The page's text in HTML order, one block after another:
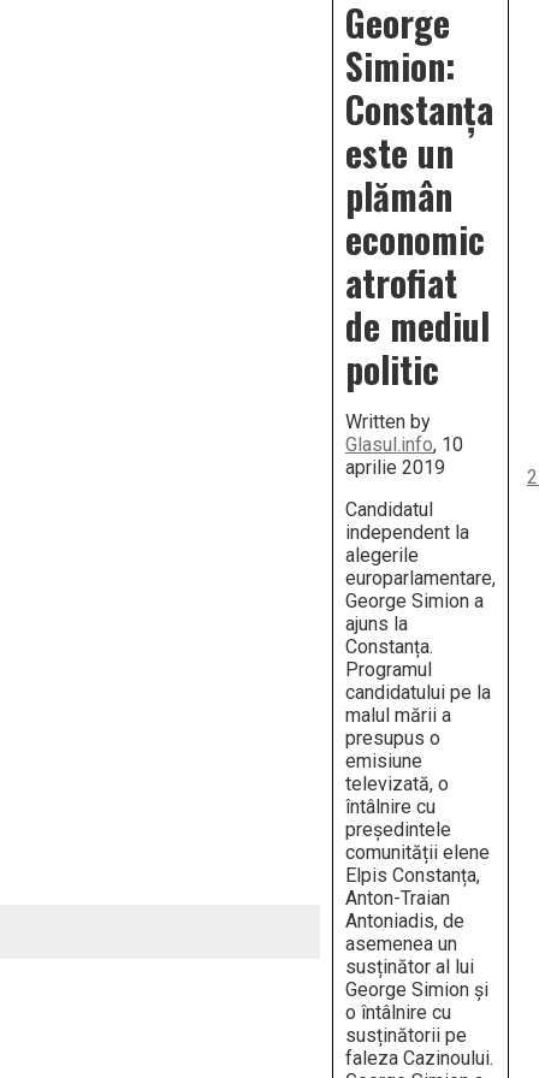
George
Simion:
Constanța
este un
plămân
economic
atrofiat
de mediul
politic
Written by
Glasul.info, 10
aprilie 2019
Candidatul
independent la
alegerile
europarlamentare,
George Simion a
ajuns la
Constanța.
Programul
candidatului pe la
malul mării a
presupus o
emisiune
televizată, o
întâlnire cu
președintele
comunității elene
Elpis Constanța,
Anton-Traian
Antoniadis, de
asemenea un
susținător al lui
George Simion și
o întâlnire cu
susținătorii pe
faleza Cazinoului.